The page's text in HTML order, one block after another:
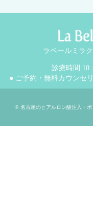
ラベールミラ
診療時間:10
● ご予約・無料カウンセ
© 名古屋のヒアルロン酸注入・